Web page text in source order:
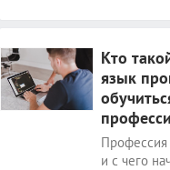
Кто
язык
Профессия
и с чего